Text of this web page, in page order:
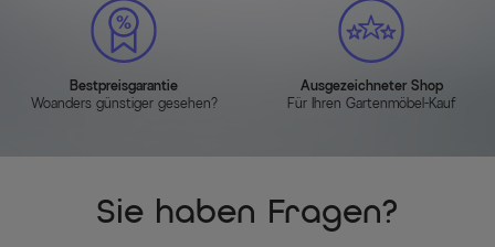
Bestpreisgarantie
Woanders günstiger gesehen?
Ausgezeichneter Shop
Für Ihren Gartenmöbel-Kauf
Sie haben Fragen?